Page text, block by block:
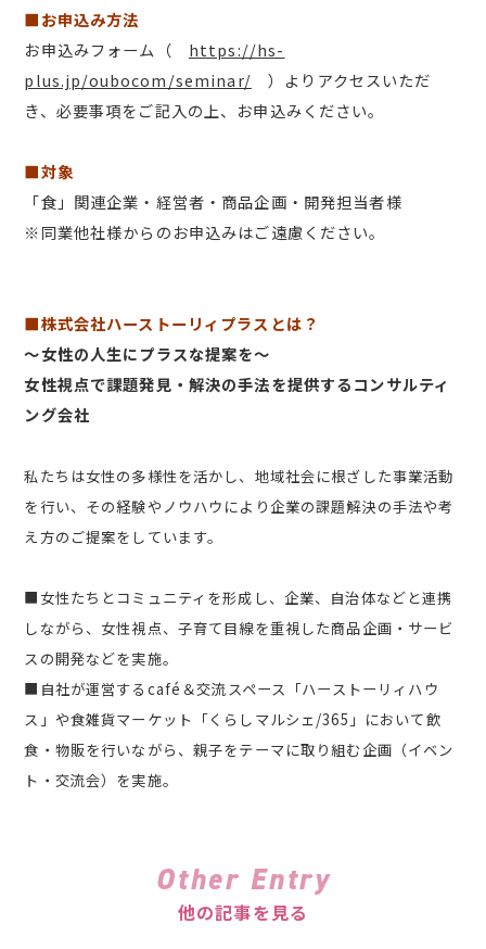
■お申込み方法
お申込みフォーム（ https://hs-
plus.jp/oubocom/seminar/ ）よりアクセスいただ
き、必要事項をご記入の上、お申込みください。
■対象
「食」関連企業・経営者・商品企画・開発担当者様
※同業他社様からのお申込みはご遠慮ください。
■株式会社ハーストーリィプラスとは？
〜女性の人生にプラスな提案を〜
女性視点で課題発見・解決の手法を提供するコンサルティ
ング会社
私たちは女性の多様性を活かし、地域社会に根ざした事業活動
を行い、その経験やノウハウにより企業の課題解決の手法や考
え方のご提案をしています。
■女性たちとコミュニティを形成し、企業、自治体などと連携
しながら、女性視点、子育て目線を重視した商品企画・サービ
スの開発などを実施。
■自社が運営するcafé＆交流スペース「ハーストーリィハウ
ス」や食雑貨マーケット「くらしマルシェ/365」において飲
食・物販を行いながら、親子をテーマに取り組む企画（イベン
ト・交流会）を実施。
Other Entry
他の記事を見る